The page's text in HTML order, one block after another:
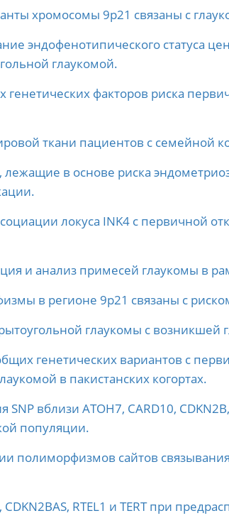
хромосомы 9p21 связаны с
эндофенотипического статуса
глаукомой.
генетических факторов риска
ткани пациентов с
лежащие в основе риска
локуса INK4 с первичной
и анализ примесей глаукомы в
в регионе 9p21 связаны с
глаукомы с возникшей
генетических вариантов с
в пакистанских когортах.
SNP вблизи ATOH7, CARD10,
популяции.
полиморфизмов сайтов
RTEL1 и TERT при